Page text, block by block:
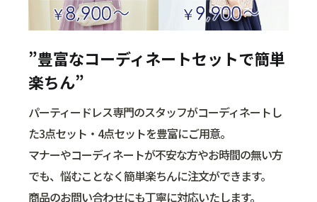
”豊富なコーディネートセットで簡単
楽ちん”
パーティードレス専門のスタッフがコーディネートし
た3点セット・4点セットを豊富にご用意。
マナーやコーディネートが不安な方やお時間の無い方
でも、悩むことなく簡単楽ちんに注文ができます。
商品のお問い合わせにも丁寧に対応いたします。